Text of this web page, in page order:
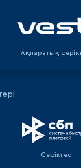
Ақпаратық
Серіктес